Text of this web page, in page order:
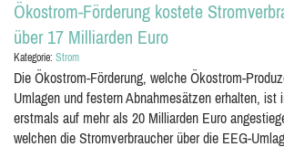
Ökostrom-Förderung kostete
über 17 Milliarden Euro
Kategorie: Strom
Die Ökostrom-Förderung, welche Ökostrom-
Umlagen und festern Abnahmesätzen erhalten, ist
erstmals auf mehr als 20 Milliarden Euro
welchen die Stromverbraucher über die EEG-